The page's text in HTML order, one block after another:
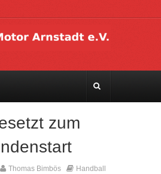
zum
Thomas Bimbös Handball